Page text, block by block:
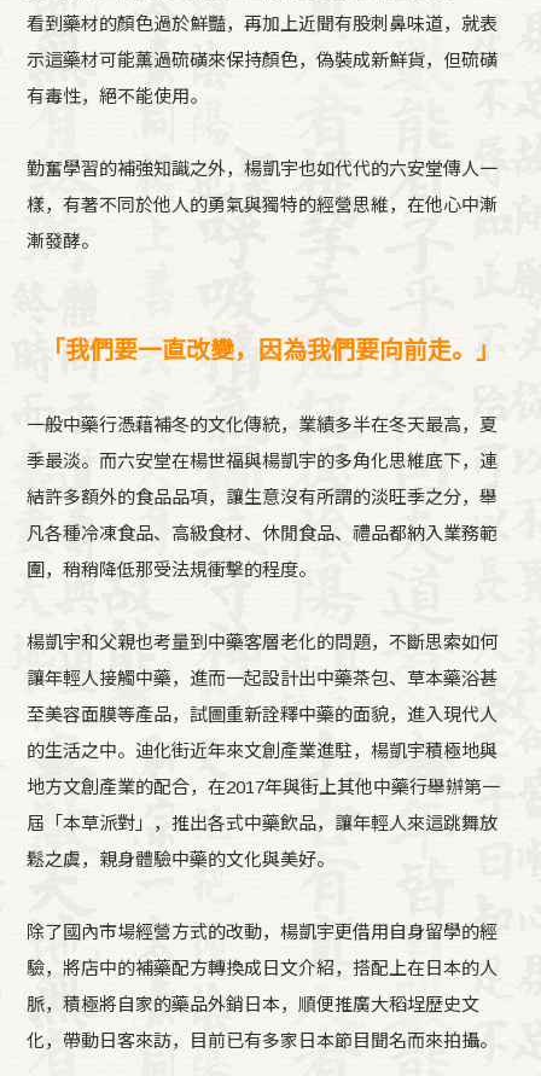
看到藥材的顏色過於鮮豔，再加上近聞有股刺鼻味道，就表
示這藥材可能薰過硫磺來保持顏色，偽裝成新鮮貨，但硫磺
有毒性，絕不能使用。
勤奮學習的補強知識之外，楊凱宇也如代代的六安堂傳人一
樣，有著不同於他人的勇氣與獨特的經營思維，在他心中漸
漸發酵。
「我們要一直改變，因為我們要向前走。」
一般中藥行憑藉補冬的文化傳統，業績多半在冬天最高，夏
季最淡。而六安堂在楊世福與楊凱宇的多角化思維底下，連
結許多額外的食品品項，讓生意沒有所謂的淡旺季之分，舉
凡各種冷凍食品、高級食材、休閒食品、禮品都納入業務範
圍，稍稍降低那受法規衝擊的程度。
楊凱宇和父親也考量到中藥客層老化的問題，不斷思索如何
讓年輕人接觸中藥，進而一起設計出中藥茶包、草本藥浴甚
至美容面膜等產品，試圖重新詮釋中藥的面貌，進入現代人
的生活之中。迪化街近年來文創產業進駐，楊凱宇積極地與
地方文創產業的配合，在2017年與街上其他中藥行舉辦第一
屆「本草派對」，推出各式中藥飲品，讓年輕人來這跳舞放
鬆之虞，親身體驗中藥的文化與美好。
除了國內市場經營方式的改動，楊凱宇更借用自身留學的經
驗，將店中的補藥配方轉換成日文介紹，搭配上在日本的人
脈，積極將自家的藥品外銷日本，順便推廣大稻埕歷史文
化，帶動日客來訪，目前已有多家日本節目聞名而來拍攝。